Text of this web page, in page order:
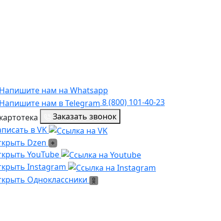
8 (800) 101-40-23
Заказать звонок
в VK
в VK
Dzen
Dzen
на Youtube
YouTube
на Instagram
Instagram
Одноклассники
Одноклассники